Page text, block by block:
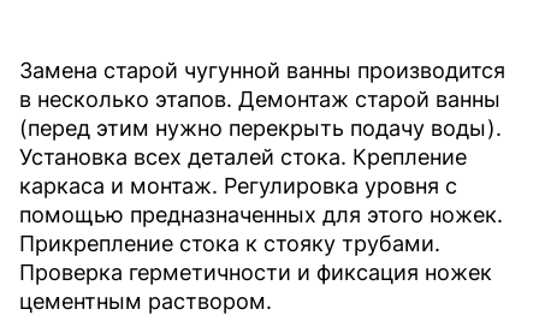
Замена старой чугунной ванны производится
в несколько этапов. Демонтаж старой ванны
(перед этим нужно перекрыть подачу воды).
Установка всех деталей стока. Крепление
каркаса и монтаж. Регулировка уровня с
помощью предназначенных для этого ножек.
Прикрепление стока к стояку трубами.
Проверка герметичности и фиксация ножек
цементным раствором.